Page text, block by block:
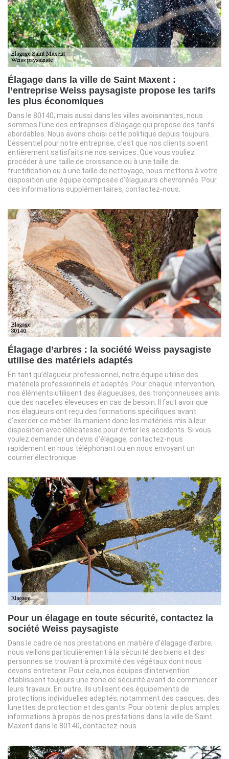
Élagage dans la ville de Saint Maxent :
l’entreprise Weiss paysagiste propose les tarifs
les plus économiques
Dans le 80140, mais aussi dans les villes avoisinantes, nous
sommes l’une des entreprises d’élagage qui propose des tarifs
abordables. Nous avons choisi cette politique depuis toujours.
L’essentiel pour notre entreprise, c’est que nos clients soient
entièrement satisfaits ne nos services. Que vous vouliez
procéder à une taille de croissance ou à une taille de
fructification ou à une taille de nettoyage, nous mettons à votre
disposition une équipe composée d’élagueurs chevronnés. Pour
des informations supplémentaires, contactez-nous.
Élagage d’arbres : la société Weiss paysagiste
utilise des matériels adaptés
En tant qu’élagueur professionnel, notre équipe utilise des
matériels professionnels et adaptés. Pour chaque intervention,
nos éléments utilisent des élagueuses, des tronçonneuses ainsi
que des nacelles éleveuses en cas de besoin. Il faut avoir que
nos élagueurs ont reçu des formations spécifiques avant
d’exercer ce métier. Ils manient donc les matériels mis à leur
disposition avec délicatesse pour éviter les accidents. Si vous
voulez demander un devis d’élagage, contactez-nous
rapidement en nous téléphonant ou en nous envoyant un
courrier électronique.
Pour un élagage en toute sécurité, contactez la
société Weiss paysagiste
Dans le cadre de nos prestations en matière d’élagage d’arbre,
nous veillons particulièrement à la sécurité des biens et des
personnes se trouvant à proximité des végétaux dont nous
devons entretenir. Pour cela, nos équipes d’intervention
établissent toujours une zone de sécurité avant de commencer
leurs travaux. En outre, ils utilisent des équipements de
protections individuelles adaptés, notamment des casques, des
lunettes de protection et des gants. Pour obtenir de plus amples
informations à propos de nos prestations dans la ville de Saint
Maxent dans le 80140, contactez-nous.